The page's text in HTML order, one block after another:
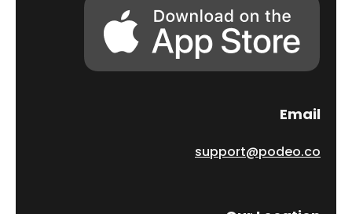
Email
support@podeo.co